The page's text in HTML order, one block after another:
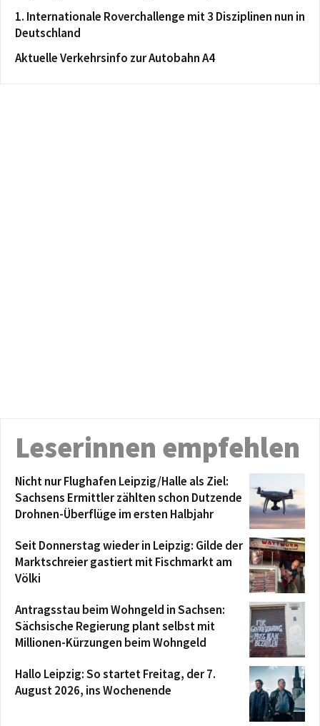
1. Internationale Roverchallenge mit 3 Disziplinen nun in
Deutschland
Aktuelle Verkehrsinfo zur Autobahn A4
Leserinnen empfehlen
Nicht nur Flughafen Leipzig/Halle als Ziel:
Sachsens Ermittler zählten schon Dutzende
Drohnen-Überflüge im ersten Halbjahr
Seit Donnerstag wieder in Leipzig: Gilde der
Marktschreier gastiert mit Fischmarkt am
Völki
Antragsstau beim Wohngeld in Sachsen:
Sächsische Regierung plant selbst mit
Millionen-Kürzungen beim Wohngeld
Hallo Leipzig: So startet Freitag, der 7.
August 2026, ins Wochenende